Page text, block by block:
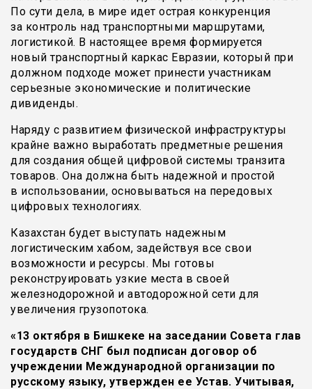
По сути дела, в мире идет острая конкуренция
за контроль над транспортными маршрутами,
логистикой. В настоящее время формируется
новый транспортный каркас Евразии, который при
должном подходе может принести участникам
серьезные экономические и политические
дивиденды.
Наряду с развитием физической инфраструктуры
крайне важно выработать предметные решения
для создания общей цифровой системы транзита
товаров. Она должна быть надежной и простой
в использовании, основываться на передовых
цифровых технологиях.
Казахстан будет выступать надежным
логистическим хабом, задействуя все свои
возможности и ресурсы. Мы готовы
реконструировать узкие места в своей
железнодорожной и автодорожной сети для
увеличения грузопотока.
«13 октября в Бишкеке на заседании Совета глав
государств СНГ был подписан договор об
учреждении Международной организации по
русскому языку, утвержден ее Устав. Учитывая,